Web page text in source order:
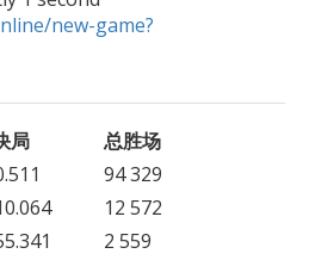
new-game?
局
总胜场
94 329
12 572
2 559